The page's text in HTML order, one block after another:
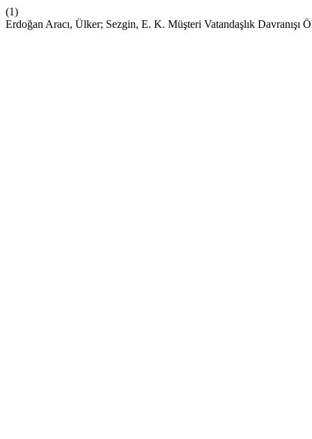
(1)
Erdoğan Aracı, Ülker; Sezgin, E. K. Müşteri Vatandaşlık